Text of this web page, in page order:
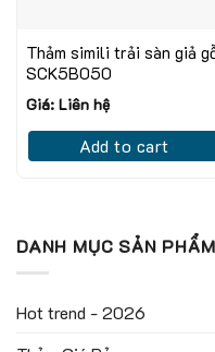
Thảm simili trải sàn giả
SCK5B050
Giá: Liên hệ
Add to cart
DANH MỤC SẢN PHẨM
Hot trend - 2026